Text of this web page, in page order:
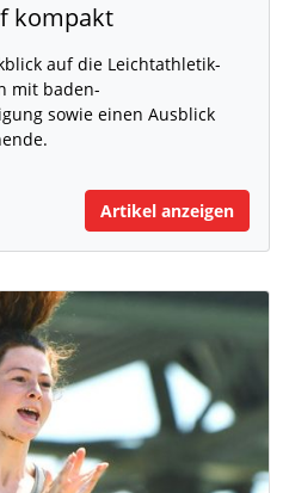
kompakt
auf die Leichtathletik-
mit baden-
sowie einen Ausblick
Artikel anzeigen